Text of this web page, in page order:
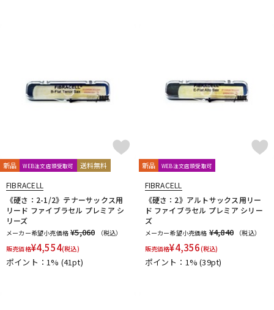
中古 ヴィンテージ
新品 WEB注文店頭受取可 送料無料
FIBRACELL
《硬さ：2-1/2》テナーサックス用
リード ファイブラセル プレミア シ
リーズ
メーカー希望小売価格 ¥5,060
（税込）
販売価格¥4,554(税込)
ポイント：1% (41pt)
新品 WEB注文店頭受取可
FIBRACELL
《硬さ：2》アルトサックス用リー
ド ファイブラセル プレミア シリー
ズ
メーカー希望小売価格 ¥4,840
（税込）
販売価格¥4,356(税込)
ポイント：1%(39pt)